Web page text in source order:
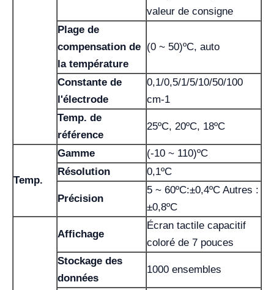
valeur de consigne
Plage de
compensation de
la température
(0 ~ 50)ºC, auto
Constante de
l'électrode
0,1/0,5/1/5/10/50/100
cm-1
Temp. de
référence
25ºC, 20ºC, 18ºC
Temp.
Gamme
(-10 ~ 110)ºC
Résolution
0,1ºC
Précision
5 ~ 60ºC:±0,4ºC Autres :
±0,8ºC
Affichage
Écran tactile capacitif
coloré de 7 pouces
Stockage des
données
1000 ensembles